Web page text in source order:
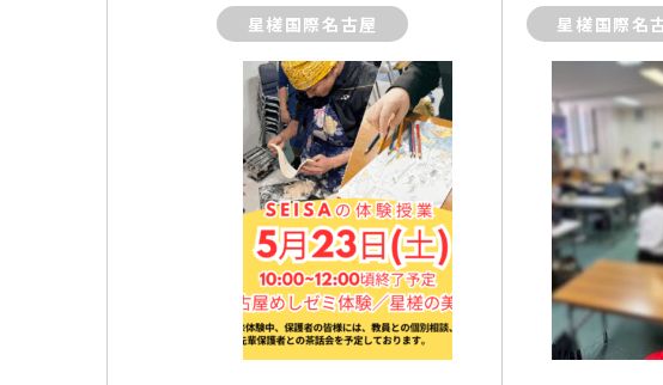
星槎国際名古屋 星槎国際名